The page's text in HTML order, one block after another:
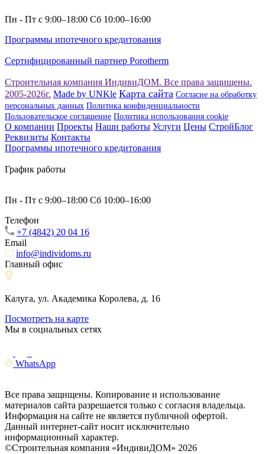
Пн - Пт с 9:00–18:00 Сб 10:00–16:00
Программы ипотечного кредитования
Сертифицированный партнер Porotherm
Строительная компания ИндивиДОМ. Все права защищены.
2005-2026г. Made by UNKle Карта сайта Согласие на обработку
персональных данных Политика конфиденциальности
Пользовательское соглашение Политика использования сookie
О компании Проекты Наши работы Услуги Цены СтройБлог
Реквизиты Контакты
Программы ипотечного кредитования
График работы
Пн - Пт с 9:00–18:00 Сб 10:00–16:00
Телефон
+7 (4842) 20 04 16
Email
info@individoms.ru
Главный офис
Калуга, ул. Академика Королева, д. 16
Посмотреть на карте
Мы в социальных сетях
WhatsApp
Все права защищены. Копирование и использование
материалов сайта разрешается только с согласия владельца.
Информация на сайте не является публичной офертой.
Данный интернет-сайт носит исключительно
информационный характер.
©Строительная компания «ИндивиДОМ» 2026